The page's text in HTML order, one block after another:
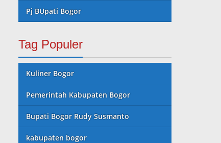
Pj BUpati Bogor
Tag Populer
Kuliner Bogor
Pemerintah Kabupaten Bogor
Bupati Bogor Rudy Susmanto
kabupaten bogor